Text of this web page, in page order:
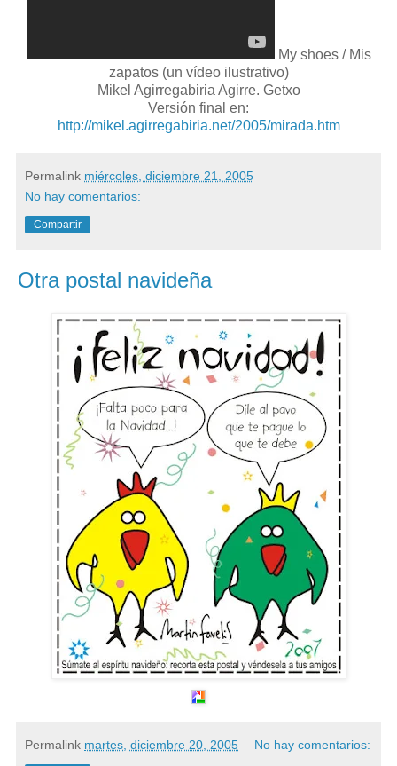
My shoes / Mis
zapatos (un vídeo ilustrativo)
Mikel Agirregabiria Agirre. Getxo
Versión final en:
http://mikel.agirregabiria.net/2005/mirada.htm
Permalink miércoles, diciembre 21, 2005
No hay comentarios:
Compartir
Otra postal navideña
Permalink martes, diciembre 20, 2005 No hay comentarios: